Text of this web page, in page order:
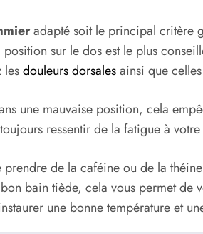
adapté soit le principal critère
sur le dos est le plus
lesdouleurs dorsalesainsi que
une mauvaise position, cela
ressentir de la fatigue à
de la caféine ou de la
bain tiède, cela vous permet
une bonne température et